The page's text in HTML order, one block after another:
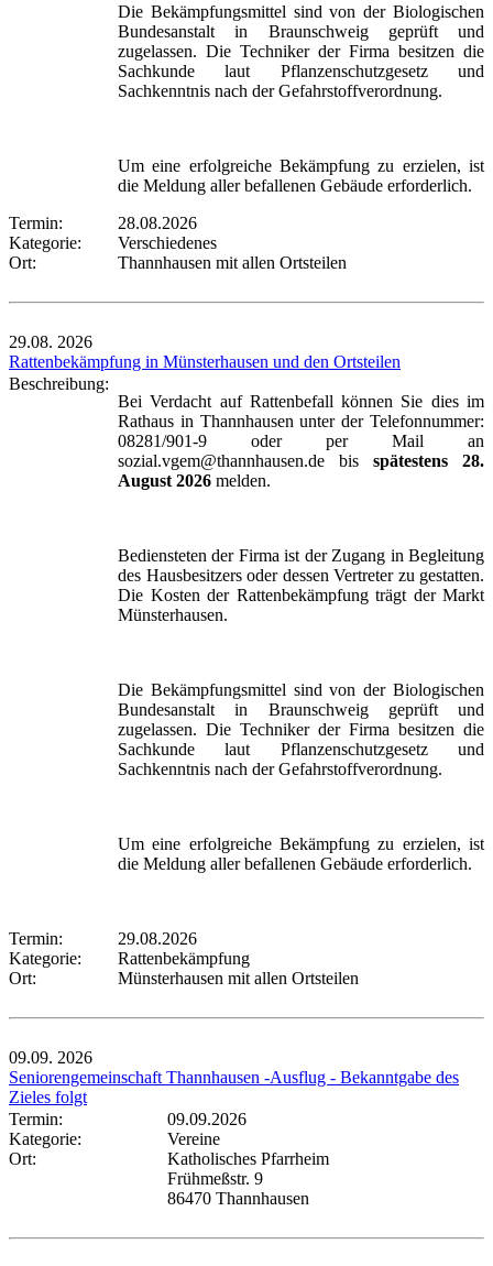
Die Bekämpfungsmittel sind von der Biologischen
Bundesanstalt in Braunschweig geprüft und
zugelassen. Die Techniker der Firma besitzen die
Sachkunde laut Pflanzenschutzgesetz und
Sachkenntnis nach der Gefahrstoffverordnung.
Um eine erfolgreiche Bekämpfung zu erzielen, ist
die Meldung aller befallenen Gebäude erforderlich.
Termin:
28.08.2026
Kategorie:
Verschiedenes
Ort:
Thannhausen mit allen Ortsteilen
29.08. 2026
Rattenbekämpfung in Münsterhausen und den Ortsteilen
Beschreibung:
Bei Verdacht auf Rattenbefall können Sie dies im
Rathaus in Thannhausen unter der Telefonnummer:
08281/901-9 oder per Mail an
sozial.vgem@thannhausen.de bis spätestens 28.
August 2026 melden.
Bediensteten der Firma ist der Zugang in Begleitung
des Hausbesitzers oder dessen Vertreter zu gestatten.
Die Kosten der Rattenbekämpfung trägt der Markt
Münsterhausen.
Die Bekämpfungsmittel sind von der Biologischen
Bundesanstalt in Braunschweig geprüft und
zugelassen. Die Techniker der Firma besitzen die
Sachkunde laut Pflanzenschutzgesetz und
Sachkenntnis nach der Gefahrstoffverordnung.
Um eine erfolgreiche Bekämpfung zu erzielen, ist
die Meldung aller befallenen Gebäude erforderlich.
Termin:
29.08.2026
Kategorie:
Rattenbekämpfung
Ort:
Münsterhausen mit allen Ortsteilen
09.09. 2026
Seniorengemeinschaft Thannhausen -Ausflug - Bekanntgabe des
Zieles folgt
Termin:
09.09.2026
Kategorie:
Vereine
Ort:
Katholisches Pfarrheim
Frühmeßstr. 9
86470 Thannhausen